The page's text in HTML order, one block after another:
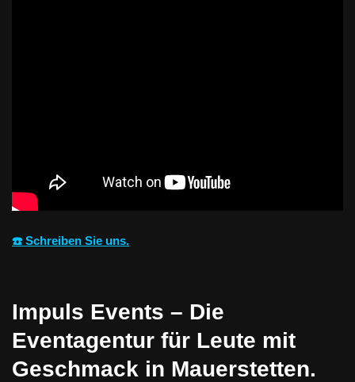
☎️ Schreiben Sie uns.
Impuls Events – Die
Eventagentur für Leute mit
Geschmack in Mauerstetten.